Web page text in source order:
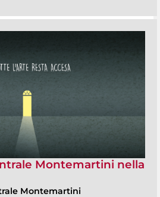
Montemartini nella
Montemartini